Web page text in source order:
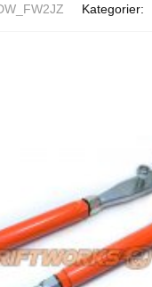
Kategorier: